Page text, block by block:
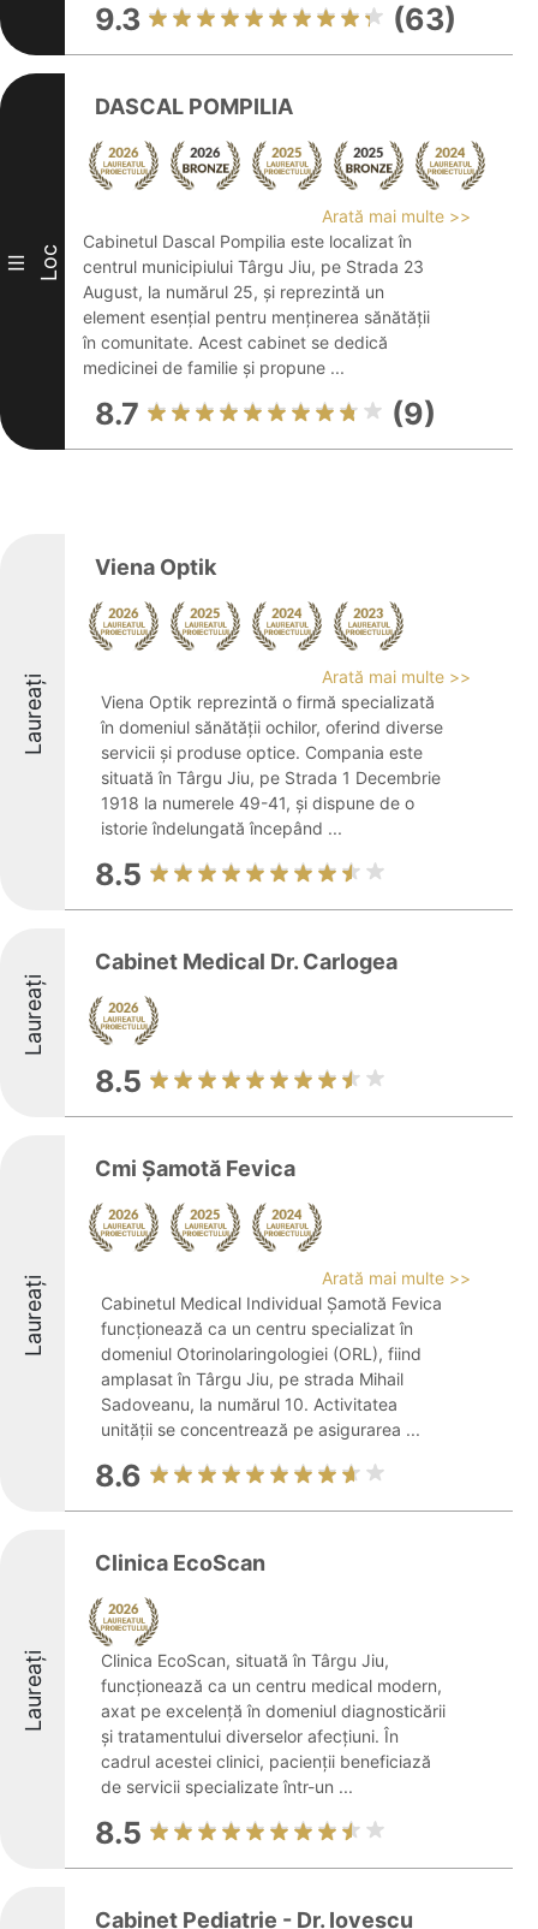
9.3 (63)
III Loc
DASCAL POMPILIA
Arată mai multe >>
Cabinetul Dascal Pompilia este localizat în
centrul municipiului Târgu Jiu, pe Strada 23
August, la numărul 25, și reprezintă un
element esențial pentru menținerea sănătății
în comunitate. Acest cabinet se dedică
medicinei de familie și propune ...
8.7 (9)
Laureați
Viena Optik
Arată mai multe >>
Viena Optik reprezintă o firmă specializată
în domeniul sănătății ochilor, oferind diverse
servicii și produse optice. Compania este
situată în Târgu Jiu, pe Strada 1 Decembrie
1918 la numerele 49-41, și dispune de o
istorie îndelungată începând ...
8.5
Laureați
Cabinet Medical Dr. Carlogea
8.5
Laureați
Cmi Șamotă Fevica
Arată mai multe >>
Cabinetul Medical Individual Șamotă Fevica
funcționează ca un centru specializat în
domeniul Otorinolaringologiei (ORL), fiind
amplasat în Târgu Jiu, pe strada Mihail
Sadoveanu, la numărul 10. Activitatea
unității se concentrează pe asigurarea ...
8.6
Laureați
Clinica EcoScan
Clinica EcoScan, situată în Târgu Jiu,
funcționează ca un centru medical modern,
axat pe excelență în domeniul diagnosticării
și tratamentului diverselor afecțiuni. În
cadrul acestei clinici, pacienții beneficiază
de servicii specializate într-un ...
8.5
Cabinet Pediatrie - Dr. Iovescu